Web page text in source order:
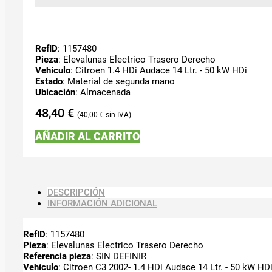
RefID: 1157480
Pieza: Elevalunas Electrico Trasero Derecho
Vehículo: Citroen 1.4 HDi Audace 14 Ltr. - 50 kW HDi
Estado: Material de segunda mano
Ubicación: Almacenada
48,40 € 40,00 €
AÑADIR AL CARRITO
DESCRIPCIÓN
INFORMACIÓN ADICIONAL
RefID: 1157480
Pieza: Elevalunas Electrico Trasero Derecho
Referencia pieza: SIN DEFINIR
Vehículo: Citroen C3 2002- 1.4 HDi Audace 14 Ltr. - 50 kW HDi